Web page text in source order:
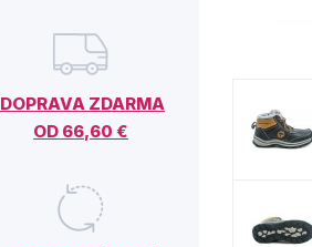
DOPRAVA ZDARMA
OD 66,60 €